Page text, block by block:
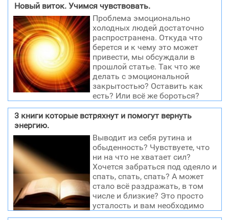
Новый виток. Учимся чувствовать.
Проблема эмоционально
холодных людей достаточно
распространена. Откуда что
берется и к чему это может
привести, мы обсуждали в
прошлой статье. Так что же
делать с эмоциональной
закрытостью? Оставить как
есть? Или всё же бороться?
«мыслить позитивно» и «всё время улыбаться», как
советуют новомодные книги и журналы. А вполне
пошагово, по инструкции, конструктивно. Мы
проконсультировались с профессиональными
психологами на эту тему, и у нас получилась
небольшая инструкция по избавлению от
эмоциональной холодности. Шаг 1: Осознание что
эмоциональная холодность – это ваш недостаток. И
как от любого недостатка, от нее можно избавиться.
Это нужно для того чтобы вы осознали что эмоции и
чувства важны для вас, что их отсутствие мешает
3 книги которые встряхнут и помогут вернуть
энергию.
Выводит из себя рутина и
обыденность? Чувствуете, что
ни на что не хватает сил?
Хочется забраться под одеяло и
спать, спать, спать? А может
стало всё раздражать, в том
числе и близкие? Это просто
усталость и вам необходимо